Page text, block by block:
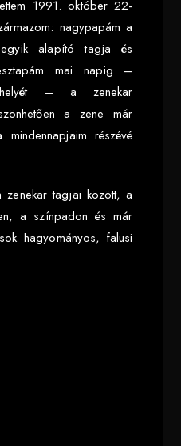
1991. október 22-
nagypapám a
egyik alapító tagja és
mai napig –
helyét – a zenekar
a zene már
részévé
zenekar tagjai között, a
a színpadon és már
hagyományos, falusi